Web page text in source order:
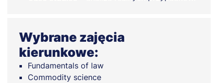
Wybrane zajęcia
kierunkowe:
Fundamentals of law
Commodity science